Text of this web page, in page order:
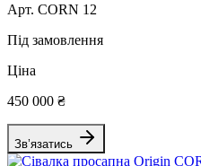
Арт. CORN 12
Під замовлення
Ціна
450 000 ₴
Зв’язатись